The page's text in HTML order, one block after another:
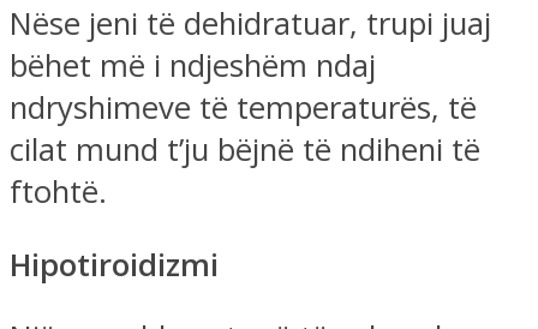
Nëse jeni të dehidratuar, trupi juaj
bëhet më i ndjeshëm ndaj
ndryshimeve të temperaturës, të
cilat mund t’ju bëjnë të ndiheni të
ftohtë.
Hipotiroidizmi